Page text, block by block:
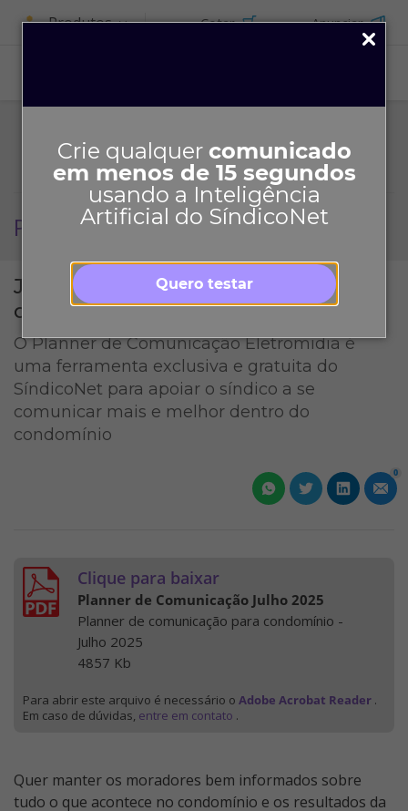
Crie qualquer comunicado
em menos de 15 segundos
usando a Inteligência
Artificial do SíndicoNet
Quero testar
Produtos Cotar Anunciar
Planner de Comunicação Julho 2025
Julho 2025 Confira o planner de
comunicação do mês
O Planner de Comunicação Eletromidia é
uma ferramenta exclusiva e gratuita do
SíndicoNet para apoiar o síndico a se
comunicar mais e melhor dentro do
condomínio
0
Clique para baixar
Planner de Comunicação Julho 2025
Planner de comunicação para condomínio -
Julho 2025
4857 Kb
Para abrir este arquivo é necessário o Adobe Acrobat Reader .
Em caso de dúvidas, entre em contato .
Quer manter os moradores bem informados sobre
tudo o que acontece no condomínio e os resultados da